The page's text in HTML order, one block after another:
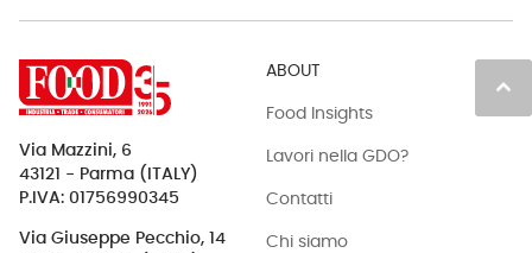
keyboard_arrow_up
Via Mazzini, 6
43121 - Parma (ITALY)
P.IVA: 01756990345
Via Giuseppe Pecchio, 14
ABOUT
Food Insights
Lavori nella GDO?
Contatti
Chi siamo